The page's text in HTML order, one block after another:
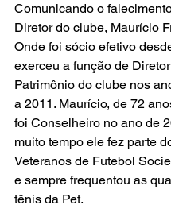
Comunicando o
Diretor do clube, Maurício
Onde foi sócio efetivo
exerceu a função de
Patrimônio do clube nos
a 2011. Maurício, de 72
foi Conselheiro no ano de
muito tempo ele fez parte
Veteranos de Futebol
e sempre frequentou as
tênis da Pet.